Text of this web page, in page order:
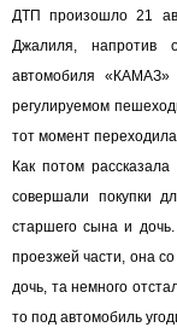
ДТП произошло 21
Джалиля, напротив
автомобиля
регулируемом
тот момент
Как потом
совершали покупки
старшего сына и
проезжей части, она
дочь, та немного
то под автомобиль